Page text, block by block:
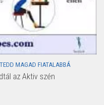
TEDD MAGAD FIATALABBÁ
az Aktiv szén